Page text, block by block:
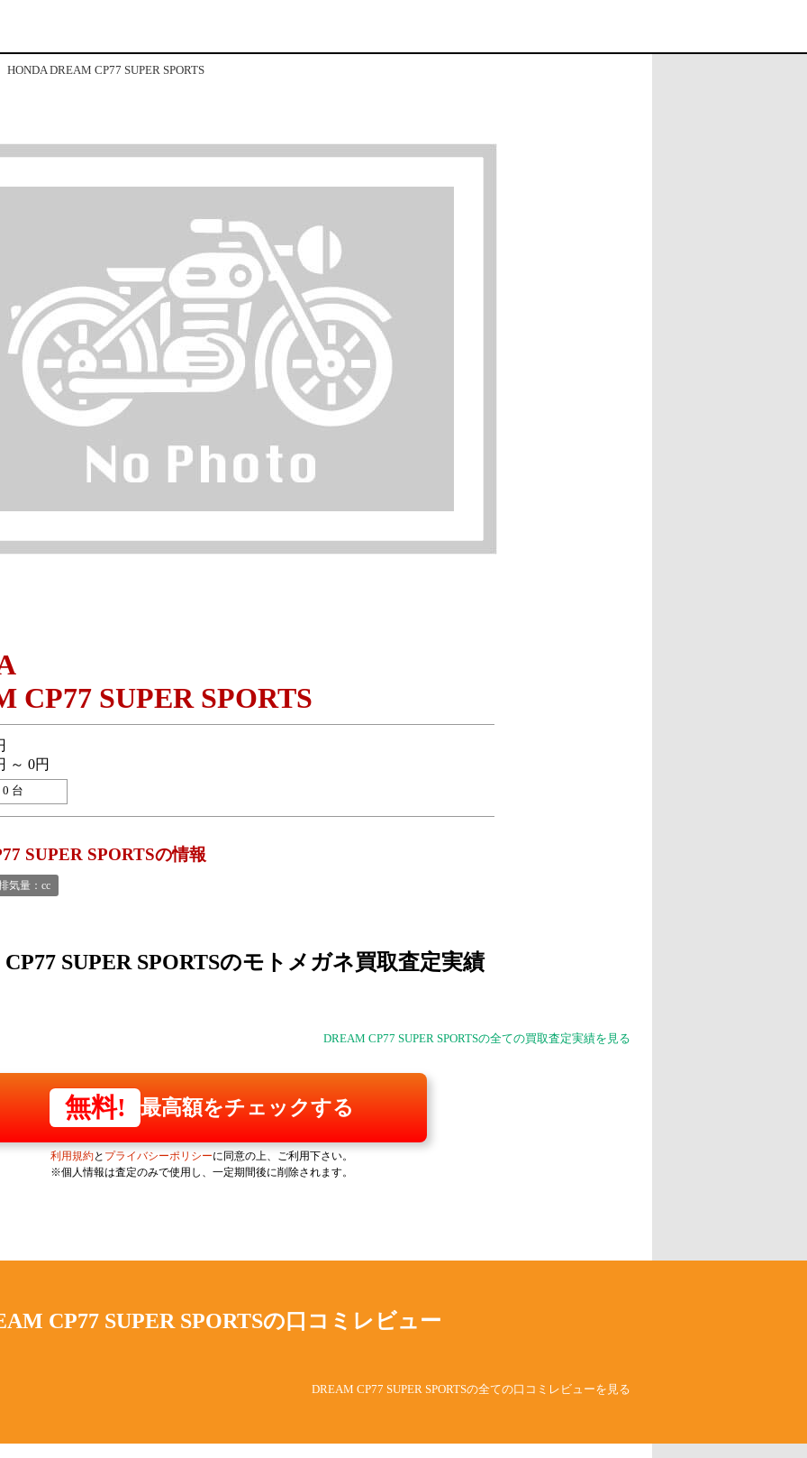
HONDA DREAM CP77 SUPER SPORTS
CP77 SUPER SPORTS
～ 0円
台
SUPER SPORTSの情報
気量：cc
SUPER SPORTSのモトメガネ買取査定実績
DREAM CP77 SUPER SPORTSの全ての買取査定実績を見る
無料! 最高額をチェックする
利用規約と プライバシーポリシーに同意の上、ご利用下さい。
※個人情報は査定のみで使用し、一定期間後に削除されます。
CP77 SUPER SPORTSの 口コミレビュー
DREAM CP77 SUPER SPORTSの全ての口コミレビューを見る